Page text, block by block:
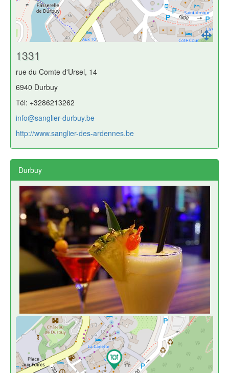
1331
rue du Comte d'Ursel, 14
6940 Durbuy
Tél: +3286213262
info@sanglier-durbuy.be
http://www.sanglier-des-ardennes.be
Durbuy